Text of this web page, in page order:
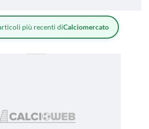
più recenti diCalciomercato